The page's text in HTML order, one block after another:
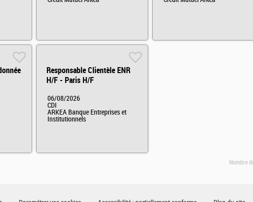
Responsable Clientèle ENR
H/F - Paris H/F
06/08/2026
CDI
ARKEA Banque Entreprises et
Institutionnels
Nombre